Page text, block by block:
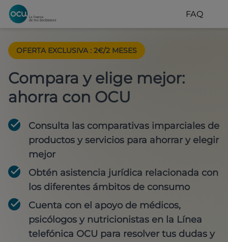
FAQ
OFERTA EXCLUSIVA : 2€/2 MESES
Compara y elige mejor:
ahorra con OCU
Consulta las comparativas imparciales de
productos y servicios para ahorrar y elegir
mejor
Obtén asistencia jurídica relacionada con
los diferentes ámbitos de consumo
Cuenta con el apoyo de médicos,
psicólogos y nutricionistas en la Línea
telefónica OCU para resolver tus dudas y